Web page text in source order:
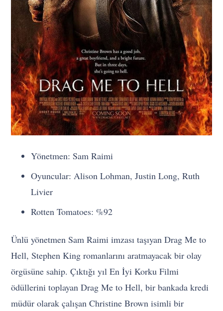
Yönetmen: Sam Raimi
Oyuncular: Alison Lohman, Justin Long, Ruth
Livier
Rotten Tomatoes: %92
Ünlü yönetmen Sam Raimi imzası taşıyan Drag Me to
Hell, Stephen King romanlarını aratmayacak bir olay
örgüsüne sahip. Çıktığı yıl En İyi Korku Filmi
ödüllerini toplayan Drag Me to Hell, bir bankada kredi
müdür olarak çalışan Christine Brown isimli bir